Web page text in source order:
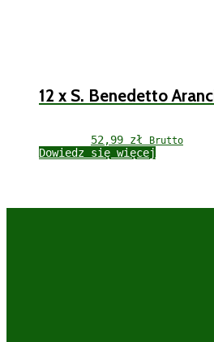
12 x S. Benedetto
52,99 zł Brutto
Dowiedz się więcej